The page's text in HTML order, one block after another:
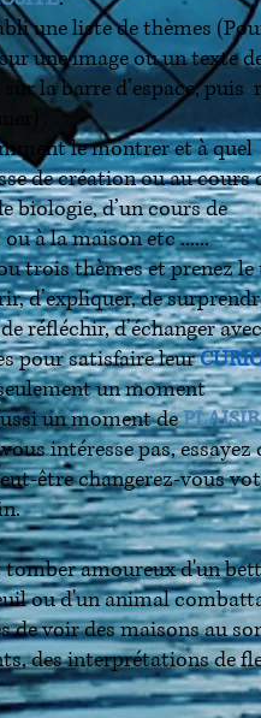
une liste de thèmes
une image ou un texte
la barre d’espace, puis
.
le montrer et à quel
de création ou au cours
biologie, d’un cours de
à la maison etc ......
trois thèmes et prenez le
d’expliquer, de
réfléchir, d’échanger
pour satisfaire leur
un moment
un moment dePLAISIR
intéresse pas, essayez
être changerez-vous
amoureux d'un
ou d'un animal
de voir des maisons au
des interprétations de